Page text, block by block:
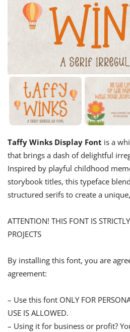
Taffy Winks Display Font is a
that brings a dash of delightful
Inspired by playful childhood
storybook titles, this typeface
structured serifs to create a
ATTENTION! THIS FONT IS
PROJECTS
By installing this font, you are
agreement:
– Use this font ONLY FOR
USE IS ALLOWED.
– Using it for business or profit?